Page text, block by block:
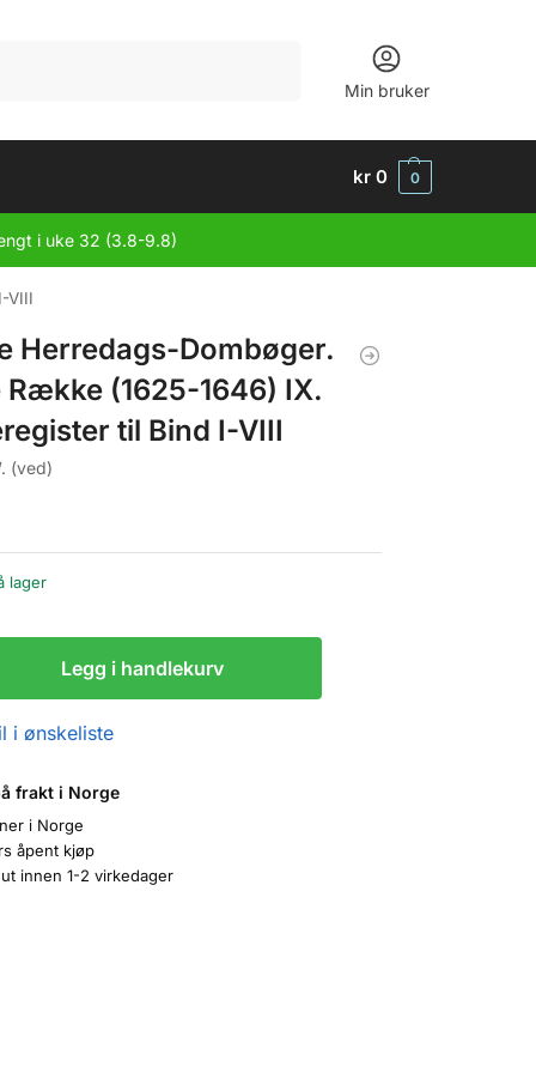
Min bruker
kr 0 0
i uke 32 (3.8-9.8)
VIII
Herredags-Dombøger.
Række (1625-1646) IX.
til Bind I-VIII
(ved)
lager
Legg i handlekurv
i ønskeliste
frakt i Norge
i Norge
åpent kjøp
innen 1-2 virkedager